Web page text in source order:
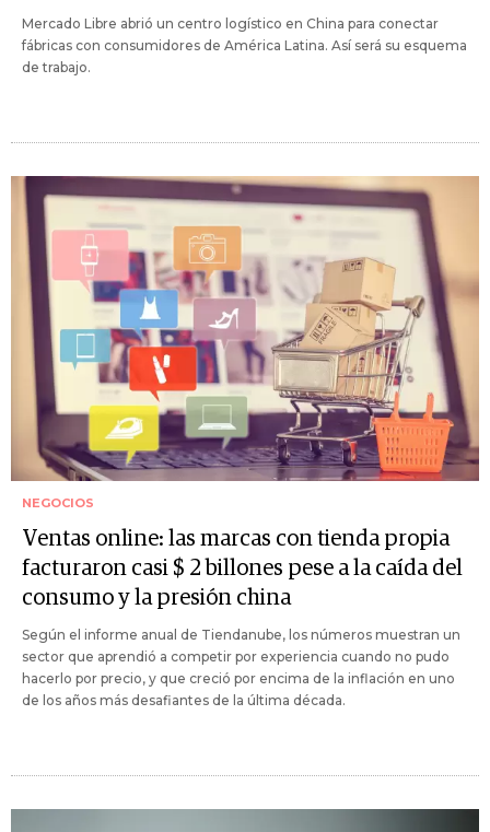
Mercado Libre abrió un centro logístico en China para conectar
fábricas con consumidores de América Latina. Así será su esquema
de trabajo.
NEGOCIOS
Ventas online: las marcas con tienda propia
facturaron casi $ 2 billones pese a la caída del
consumo y la presión china
Según el informe anual de Tiendanube, los números muestran un
sector que aprendió a competir por experiencia cuando no pudo
hacerlo por precio, y que creció por encima de la inflación en uno
de los años más desafiantes de la última década.